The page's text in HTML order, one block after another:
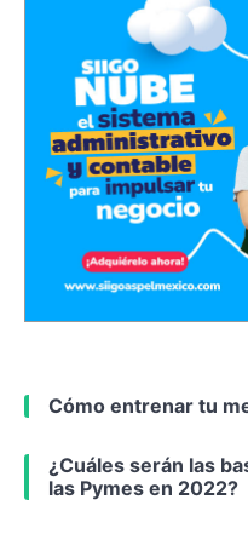
Cómo entrenar tu
¿Cuáles serán las
las Pymes en 2022?